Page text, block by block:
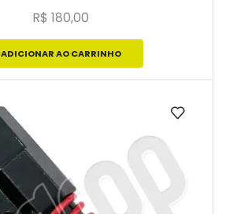
R$ 180,00
ADICIONAR AO CARRINHO